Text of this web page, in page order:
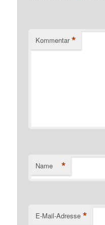
Kommentar *
Name *
E-Mail-Adresse *